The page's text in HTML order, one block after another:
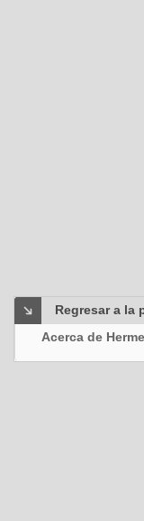
Regresar a la
Acerca de